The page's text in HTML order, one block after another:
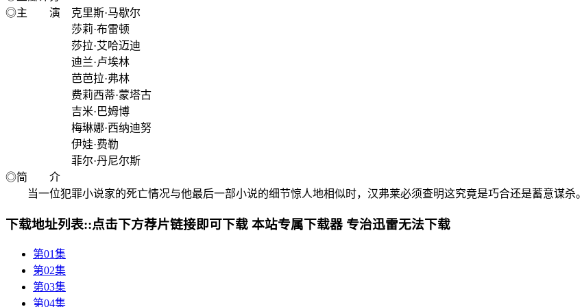
◎主 演 克里斯·马歇尔
莎莉·布雷顿
莎拉·艾哈迈迪
迪兰·卢埃林
芭芭拉·弗林
费莉西蒂·蒙塔古
吉米·巴姆博
梅琳娜·西纳迪努
伊娃·费勒
菲尔·丹尼尔斯
◎简 介
当一位犯罪小说家的死亡情况与他最后一部小说的细节惊人地相似时，汉弗莱必须查明这究竟是巧合还是蓄意谋杀。
下载地址列表::点击下方荐片链接即可下载 本站专属下载器 专治迅雷无法下载
第01集
第02集
第03集
第04集